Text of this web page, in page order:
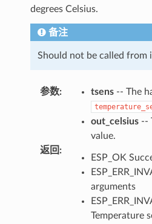
degrees Celsius.
备注
Should not be called from
参数: tsens-- The
out_celsius--
value.
返回 :
ESP_OK
arguments
Temperature